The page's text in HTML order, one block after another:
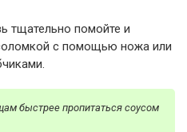
тщательно помойте и
с помощью ножа или
быстрее пропитаться соусом